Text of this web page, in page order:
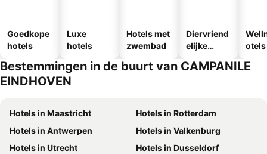
Goedkope
hotels
Luxe
hotels
Hotels met
zwembad
Diervriend
elijke
otels
Bestemmingen in de buurt van CAMPANILE
EINDHOVEN
Hotels in Maastricht
Hotels in Rotterdam
Hotels in Antwerpen
Hotels in Valkenburg
Hotels in Utrecht
Hotels in Dusseldorf